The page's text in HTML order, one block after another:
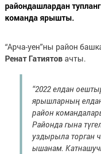
райондашлардан
команда ярышты.
“Арча-уен”ны район
Ренат Гатиятовачты.
“2022 елдан
ярышларның
район
Районда гына
уздырыла торган
ышанам.